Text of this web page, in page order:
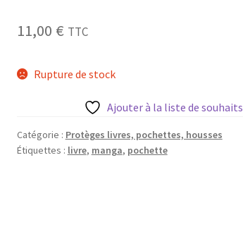
11,00 € TTC
Rupture de stock
Ajouter à la liste de souhaits
Catégorie : Protèges livres, pochettes, housses
Étiquettes : livre, manga, pochette